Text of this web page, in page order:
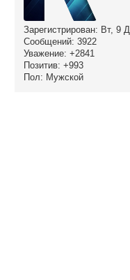
Зарегистрирован: Вт, 9
Сообщений: 3922
Уважение: +2841
Позитив: +993
Пол: Мужской